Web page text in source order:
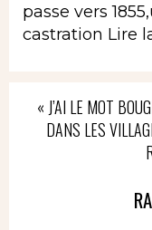
passe vers
castration Lire
« J’AI LE MOT
DANS LES